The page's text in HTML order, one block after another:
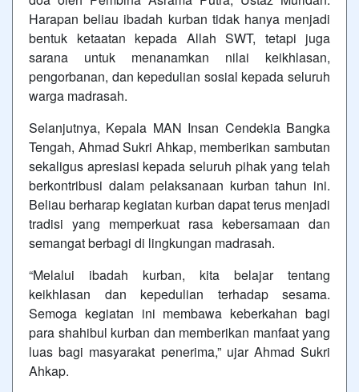
Harapan beliau ibadah kurban tidak hanya menjadi
bentuk ketaatan kepada Allah SWT, tetapi juga
sarana untuk menanamkan nilai keikhlasan,
pengorbanan, dan kepedulian sosial kepada seluruh
warga madrasah.
Selanjutnya, Kepala MAN Insan Cendekia Bangka
Tengah, Ahmad Sukri Ahkap, memberikan sambutan
sekaligus apresiasi kepada seluruh pihak yang telah
berkontribusi dalam pelaksanaan kurban tahun ini.
Beliau berharap kegiatan kurban dapat terus menjadi
tradisi yang memperkuat rasa kebersamaan dan
semangat berbagi di lingkungan madrasah.
“Melalui ibadah kurban, kita belajar tentang
keikhlasan dan kepedulian terhadap sesama.
Semoga kegiatan ini membawa keberkahan bagi
para shahibul kurban dan memberikan manfaat yang
luas bagi masyarakat penerima,” ujar Ahmad Sukri
Ahkap.